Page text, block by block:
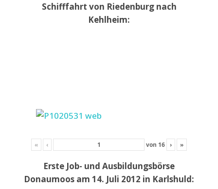
Schifffahrt von Riedenburg nach
Kehlheim:
« ‹ von 16 › »
Erste Job- und Ausbildungsbörse
Donaumoos am 14. Juli 2012 in Karlshuld: